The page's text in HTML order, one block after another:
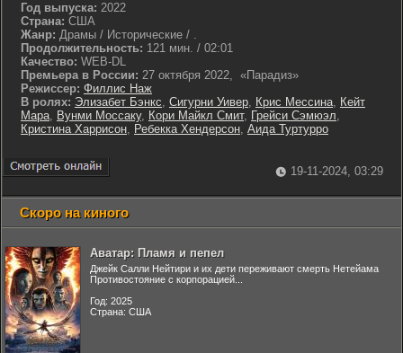
Год выпуска: 2022
Страна: США
Жанр: Драмы / Исторические / .
Продолжительность: 121 мин. / 02:01
Качество: WEB-DL
Премьера в России: 27 октября 2022, «Парадиз»
Режиссер: Филлис Наж
В ролях: Элизабет Бэнкс, Сигурни Уивер, Крис Мессина, Кейт
Мара, Вунми Моссаку, Кори Майкл Смит, Грейси Сэмюэл,
Кристина Харрисон, Ребекка Хендерсон, Аида Туртурро
19-11-2024, 03:29
Скоро на киного
Аватар: Пламя и пепел
Джейк Салли Нейтири и их дети переживают смерть Нетейама
Противостояние с корпорацией...
Год: 2025
Страна: США